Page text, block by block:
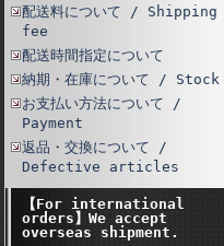
配送料について / Shipping
fee
配送時間指定について
納期・在庫について / Stock
お支払い方法について /
Payment
返品・交換について /
Defective articles
【For international
orders】We accept
overseas shipment.